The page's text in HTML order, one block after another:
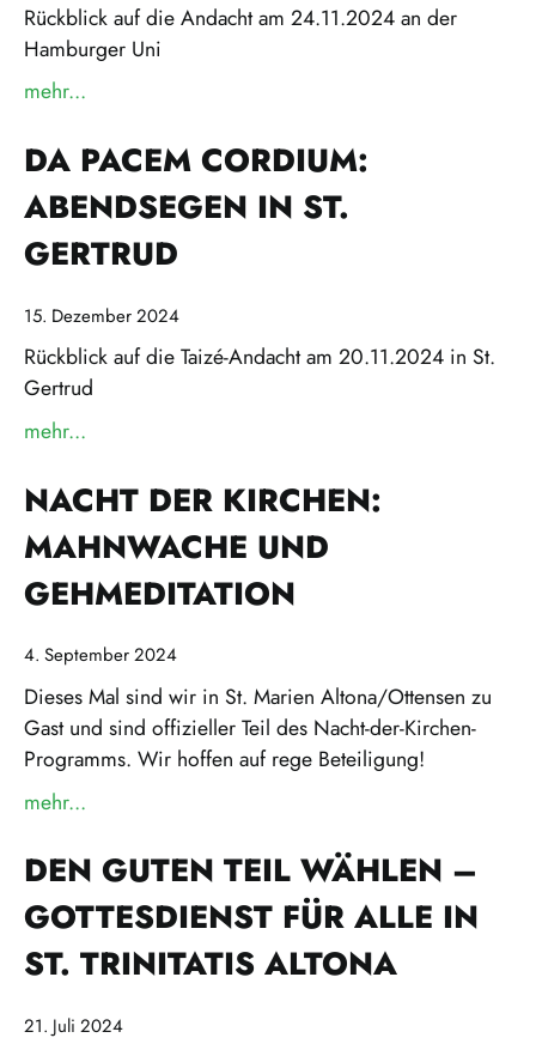
Rückblick auf die Andacht am 24.11.2024 an der
Hamburger Uni
mehr...
DA PACEM CORDIUM:
ABENDSEGEN IN ST.
GERTRUD
15. Dezember 2024
Rückblick auf die Taizé-Andacht am 20.11.2024 in St.
Gertrud
mehr...
NACHT DER KIRCHEN:
MAHNWACHE UND
GEHMEDITATION
4. September 2024
Dieses Mal sind wir in St. Marien Altona/Ottensen zu
Gast und sind offizieller Teil des Nacht-der-Kirchen-
Programms. Wir hoffen auf rege Beteiligung!
mehr...
DEN GUTEN TEIL WÄHLEN –
GOTTESDIENST FÜR ALLE IN
ST. TRINITATIS ALTONA
21. Juli 2024